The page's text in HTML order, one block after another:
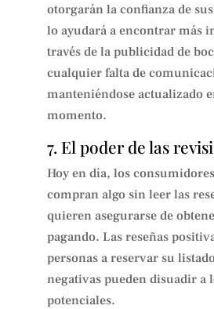
otorgarán la confianza de
lo ayudará a encontrar más
través de la publicidad de
cualquier falta de
manteniéndose actualizado
momento.
7. El poder de las
Hoy en día, los
compran algo sin leer las
quieren asegurarse de
pagando. Las reseñas
personas a reservar su
negativas pueden disuadir a
potenciales.